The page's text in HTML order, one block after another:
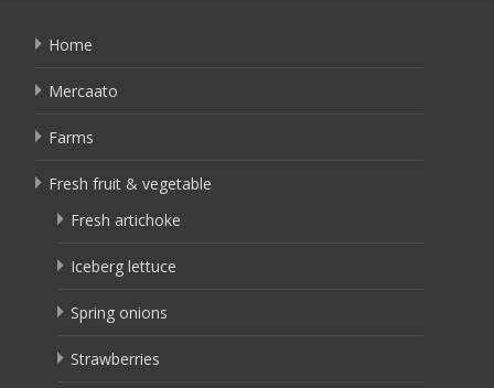
Home
Mercaato
Farms
Fresh fruit & vegetable
Fresh artichoke
Iceberg lettuce
Spring onions
Strawberries